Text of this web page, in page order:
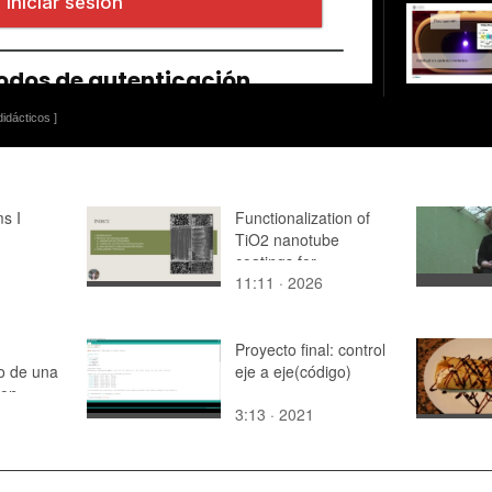
]
I
Functionalization of
TiO2 nanotube
coatings for
biomedical
plasma electrolytic
oxidation
11:11 · 2026
de una
Proyecto final: control
eje a eje(código)
3:13 · 2021